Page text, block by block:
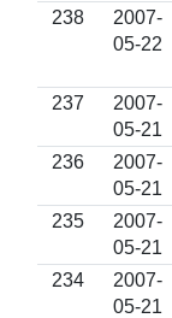
238
2007-
05-22
237
2007-
05-21
236
2007-
05-21
235
2007-
05-21
234
2007-
05-21